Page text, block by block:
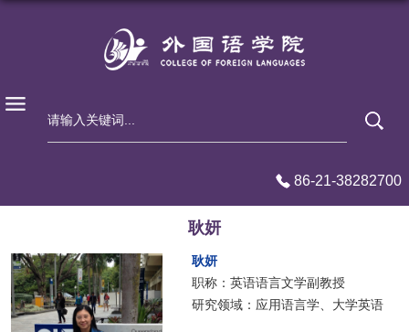
86-21-38282700
耿妍
耿妍
职称：英语语言文学副教授
研究领域：应用语言学、大学英语